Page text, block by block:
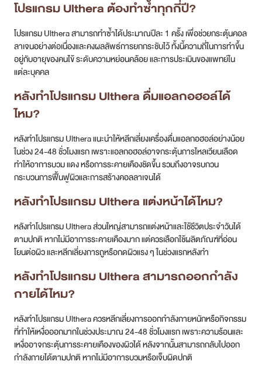
โปรแกรม Ulthera ต้องทำซ้ำทุกกี่ปี?
โปรแกรม Ulthera สามารถทำซ้ำได้ประมาณปีละ 1 ครั้ง เพื่อช่วยกระตุ้นคอล
ลาเจนอย่างต่อเนื่องและคงผลลัพธ์การยกกระชับไว้ ทั้งนี้ความถี่ในการทำขึ้น
อยู่กับอายุของคนไข้ ระดับความหย่อนคล้อย และการประเมินของแพทย์ใน
แต่ละบุคคล
หลังทำโปรแกรม Ulthera ดื่มแอลกอฮอล์ได้
ไหม?
หลังทำโปรแกรม Ulthera แนะนำให้หลีกเลี่ยงเครื่องดื่มแอลกอฮอล์อย่างน้อย
ในช่วง 24-48 ชั่วโมงแรก เพราะแอลกอฮอล์อาจกระตุ้นการไหลเวียนเลือด
ทำให้อาการบวม แดง หรือการระคายเคืองชัดขึ้น รวมถึงอาจรบกวน
กระบวนการฟื้นฟูผิวและการสร้างคอลลาเจนได้
หลังทำโปรแกรม Ulthera แต่งหน้าได้ไหม?
หลังทำโปรแกรม Ulthera ส่วนใหญ่สามารถแต่งหน้าและใช้ชีวิตประจำวันได้
ตามปกติ หากไม่มีอาการระคายเคืองมาก แต่ควรเลือกใช้ผลิตภัณฑ์ที่อ่อน
โยนต่อผิว และหลีกเลี่ยงการถูหรือกดผิวแรง ๆ ในช่วงแรกหลังทำ
หลังทำโปรแกรม Ulthera สามารถออกกำลัง
กายได้ไหม?
หลังทำโปรแกรม Ulthera ควรหลีกเลี่ยงการออกกำลังกายหนักหรือกิจกรรม
ที่ทำให้เหงื่อออกมากในช่วงประมาณ 24-48 ชั่วโมงแรก เพราะความร้อนและ
เหงื่ออาจกระตุ้นการระคายเคืองของผิวได้ หลังจากนั้นสามารถกลับไปออก
กำลังกายได้ตามปกติ หากไม่มีอาการบวมหรือเจ็บผิดปกติ